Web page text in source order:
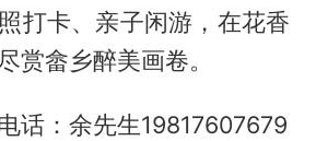
打卡、亲子闲游，在花香
赏畲乡醉美画卷。
话：余先生19817607679